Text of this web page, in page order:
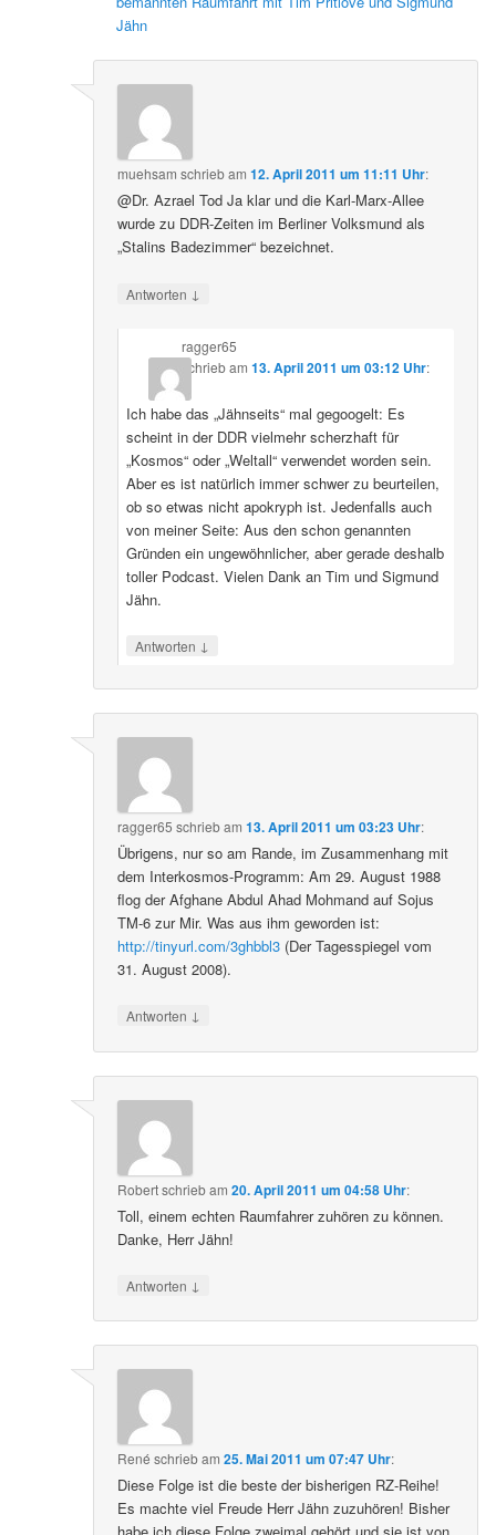
Jähn
muehsam schriebam12. April 2011 um 11:11 Uhr:
@Dr. Azrael Tod Ja klar und die Karl-Marx-Allee
wurde zu DDR-Zeiten im Berliner Volksmund als
„Stalins Badezimmer“ bezeichnet.
Antworten ↓
ragger65
schriebam 13. April 2011 um 03:12 Uhr:
Ich habe das „Jähnseits“ mal gegoogelt: Es
scheint in der DDR vielmehr scherzhaft für
„Kosmos“ oder „Weltall“ verwendet worden sein.
Aber es ist natürlich immer schwer zu beurteilen,
ob so etwas nicht apokryph ist. Jedenfalls auch
von meiner Seite: Aus den schon genannten
Gründen ein ungewöhnlicher, aber gerade deshalb
toller Podcast. Vielen Dank an Tim und Sigmund
Jähn.
Antworten ↓
ragger65 schriebam13. April 2011 um 03:23 Uhr:
Übrigens, nur so am Rande, im Zusammenhang mit
dem Interkosmos-Programm: Am 29. August 1988
flog der Afghane Abdul Ahad Mohmand auf Sojus
TM-6 zur Mir. Was aus ihm geworden ist:
http://tinyurl.com/3ghbbl3 (Der Tagesspiegel vom
31. August 2008).
Antworten ↓
Robertschriebam20. April 2011 um 04:58 Uhr:
Toll, einem echten Raumfahrer zuhören zu können.
Danke, Herr Jähn!
Antworten ↓
René schriebam25. Mai 2011 um 07:47 Uhr:
Diese Folge ist die beste der bisherigen RZ-Reihe!
Es machte viel Freude Herr Jähn zuzuhören! Bisher